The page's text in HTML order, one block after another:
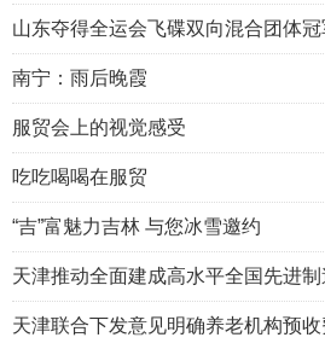
山东夺得全运会飞碟双向混合团体冠
南宁：雨后晚霞
服贸会上的视觉感受
吃吃喝喝在服贸
“吉”富魅力吉林 与您冰雪邀约
天津推动全面建成高水平全国先进
天津联合下发意见明确养老机构预收